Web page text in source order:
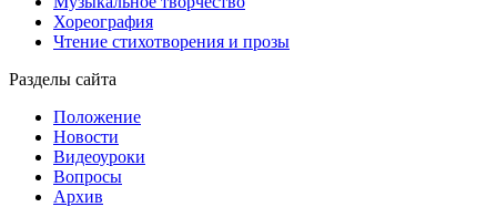
Хореография
Чтение стихотворения и прозы
Разделы сайта
Положение
Новости
Видеоуроки
Вопросы
Архив